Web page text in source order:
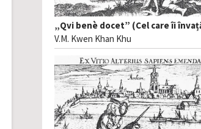
„Qvi benè docet” (Cel care îi
V.M. Kwen Khan Khu